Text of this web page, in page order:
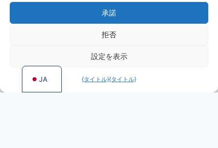
承諾
拒否
設定を表示
{タイトル}{タイトル}
JA